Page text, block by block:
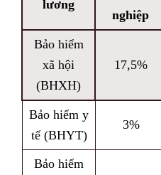
lương
nghiệp
Bảo hiểm
xã hội
(BHXH)
17,5%
Bảo hiểm y
tế (BHYT)
3%
Bảo hiểm